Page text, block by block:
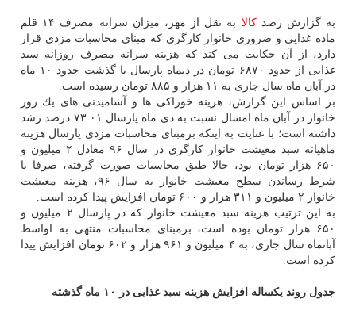
به گزارش رصدكالا
به نقل از مهر، میزان سرانه مصرف ۱۴ قلم
ماده غذایی و ضروری خانوار كارگری كه مبنای محاسبات مزدی قرار
دارد، از آن حكایت می كند كه هزینه سرانه مصرف روزانه سبد
غذایی از حدود ۶۸۷۰ تومان در دیماه پارسال با گذشت حدود ۱۰ ماه
در آبان ماه سال جاری به ۱۱ هزار و ۸۸۵ تومان رسیده است.
بر اساس این گزارش، هزینه خوراكی ها و آشامیدنی های یك روز
خانوار در آبان ماه امسال نسبت به دی ماه پارسال ۷۳.۰۱ درصد رشد
داشته است؛ با عنایت به اینكه برمبنای محاسبات مزدی پارسال هزینه
ماهیانه سبد معیشت خانوار كارگری در سال ۹۶ معادل ۲ میلیون و
۶۵۰ هزار تومان بود، حالا طبق محاسبات صورت گرفته، صرفا با
شرط رساندن سطح معیشت خانوار به سال ۹۶، هزینه معیشت
خانوار ۲ میلیون و ۳۱۱ هزار و ۶۰۰ تومان افزایش پیدا كرده است.
به این ترتیب هزینه سبد معیشت خانوار كه در پارسال ۲ میلیون و
۶۵۰ هزار تومان بوده است، برمبنای محاسبات منتهی به اواسط
آبانماه سال جاری، به ۴ میلیون و ۹۶۱ هزار و ۶۰۲ تومان افزایش پیدا
كرده است.
جدول روند یكساله افزایش هزینه سبد غذایی در ۱۰ ماه گذشته